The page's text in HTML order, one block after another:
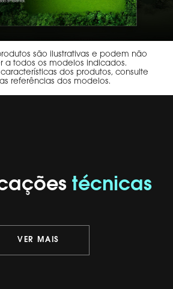
são ilustrativas e podem não
a todos os modelos indicados.
dos produtos, consulte
referências dos modelos.
técnicas
VER MAIS